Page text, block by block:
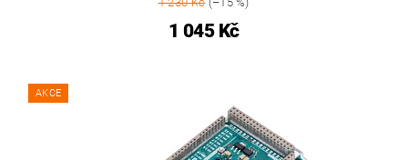
1 045 Kč
AKCE